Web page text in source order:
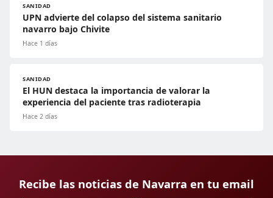
SANIDAD
UPN advierte del colapso del sistema sanitario
navarro bajo Chivite
Hace 1 días
SANIDAD
El HUN destaca la importancia de valorar la
experiencia del paciente tras radioterapia
Hace 2 días
Recibe las noticias de Navarra en tu email